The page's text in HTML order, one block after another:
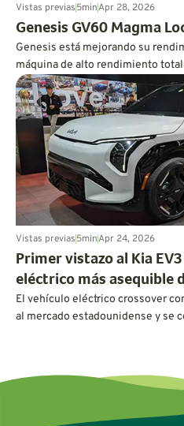
Vistas previas5minApr 28, 2026
Genesis GV60 Magma
Genesis está mejorando su
máquina de alto rendimiento
caballos de fuerza y credenciales
Vistas previas5minApr 24, 2026
Primer vistazo al Kia
eléctrico más asequible
El vehículo eléctrico crossover
al mercado estadounidense y se